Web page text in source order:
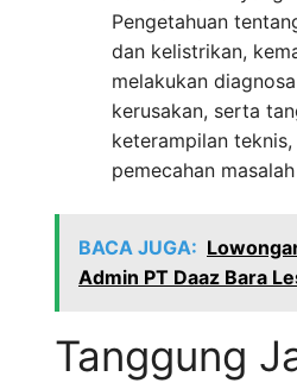
Pengetahuan
dan kelistrikan,
melakukan
kerusakan, serta
keterampilan
pemecahan
BACA JUGA:
Admin PT Daaz Bara
Tanggung